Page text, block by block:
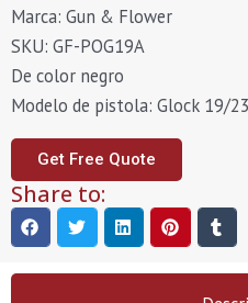
Marca: Gun & Flower
SKU: GF-POG19A
De color negro
Modelo de pistola: Glock 19/
Get Free Quote
Share to: